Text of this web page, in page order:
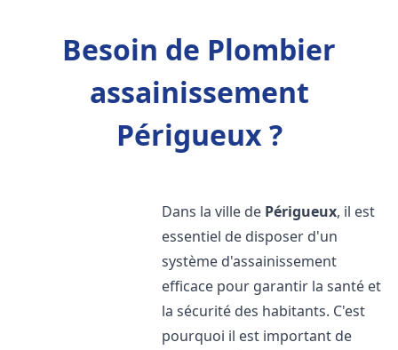
Besoin de Plombier
assainissement
Périgueux ?
Dans la ville de Périgueux, il est
essentiel de disposer d'un
système d'assainissement
efficace pour garantir la santé et
la sécurité des habitants. C'est
pourquoi il est important de